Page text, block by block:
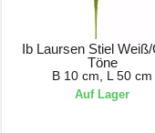
Ib Laursen Stiel
Töne
B 10 cm, L 50 cm
Auf Lager